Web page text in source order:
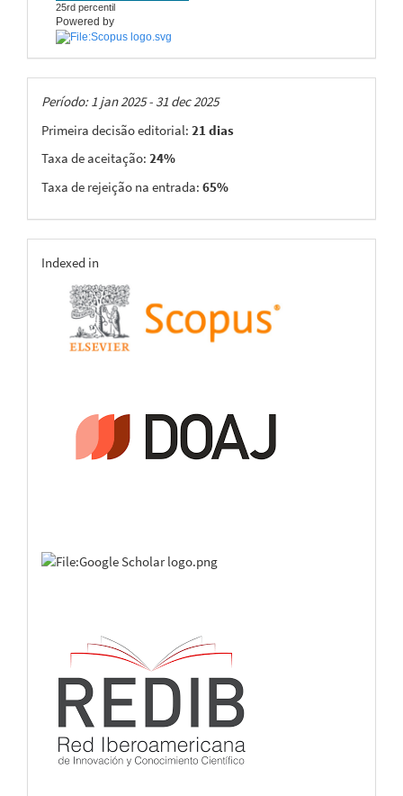
25rd percentil
Powered by
Taxas
Período: 1 jan 2025 - 31 dec 2025
Primeira decisão editorial: 21 dias
Taxa de aceitação: 24%
Taxa de rejeição na entrada: 65%
indexing
Indexed in